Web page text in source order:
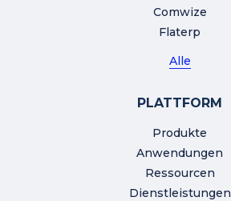
Comwize
Flaterp
Alle
PLATTFORM
Produkte
Anwendungen
Ressourcen
Dienstleistungen